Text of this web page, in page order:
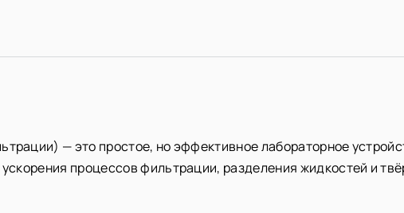
— это простое, но эффективное лабораторное
процессов фильтрации, разделения жидкостей и